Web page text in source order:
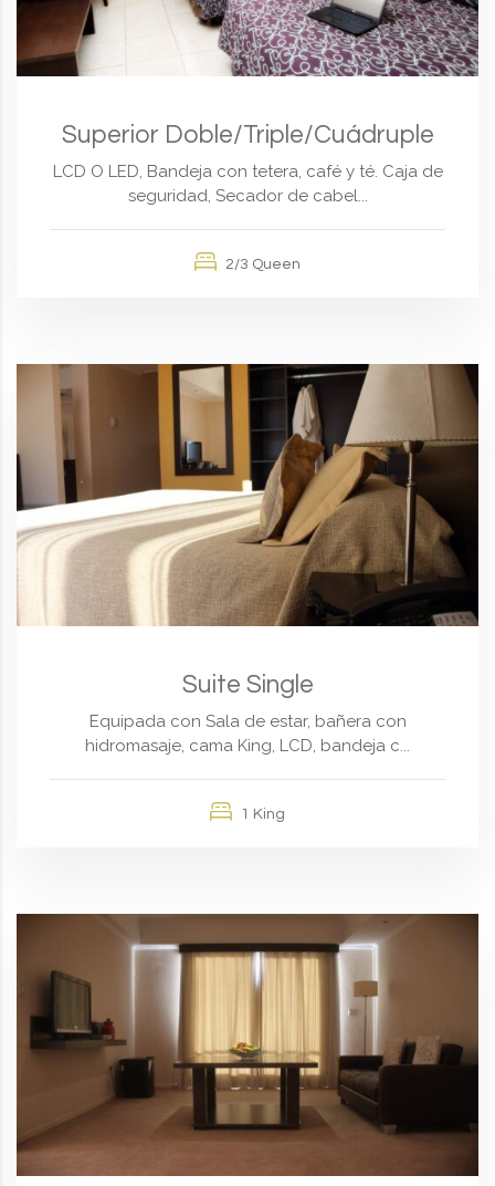
Superior Doble/Triple/Cuádruple
LCD O LED, Bandeja con tetera, café y té. Caja de
seguridad, Secador de cabel...
2/3 Queen
Suite Single
Equipada con Sala de estar, bañera con
hidromasaje, cama King, LCD, bandeja c...
1 King